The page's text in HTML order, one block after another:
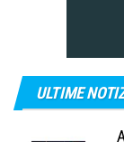
ULTIME